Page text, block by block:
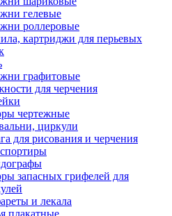
гелевые
роллеровые
картриджи для перьевых
графитовые
для черчения
чертежные
циркули
для рисования и черчения
запасных грифелей для
и лекала